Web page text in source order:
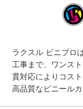
ラクスル ビニプロ
工事まで、ワンス
貫対応によりコス
高品質なビニール